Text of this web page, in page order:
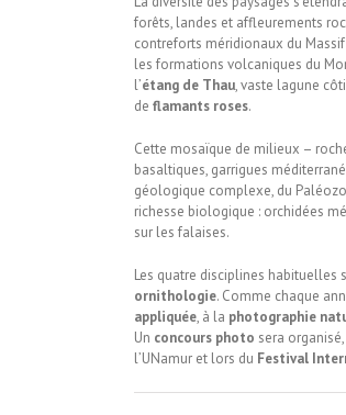
forêts, landes et affleurements
contreforts méridionaux du
les formations volcaniques du
l’étang de Thau, vaste lagune
de flamants roses.
Cette mosaïque de milieux –
basaltiques, garrigues
géologique complexe, du
richesse biologique : orchidées
sur les falaises.
Les quatre disciplines habituelles
ornithologie. Comme chaque
appliquée, à la photographie
Un concours photo sera
l’UNamur et lors du Festival